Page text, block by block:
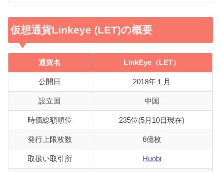
仮想通貨Linkeye (LET)の概要
通貨名 LinkEye（LET）
公開日 2018年１月
設立国 中国
時価総額順位 235位(5月10日現在)
発行上限枚数 6億枚
取扱い取引所 Huobi